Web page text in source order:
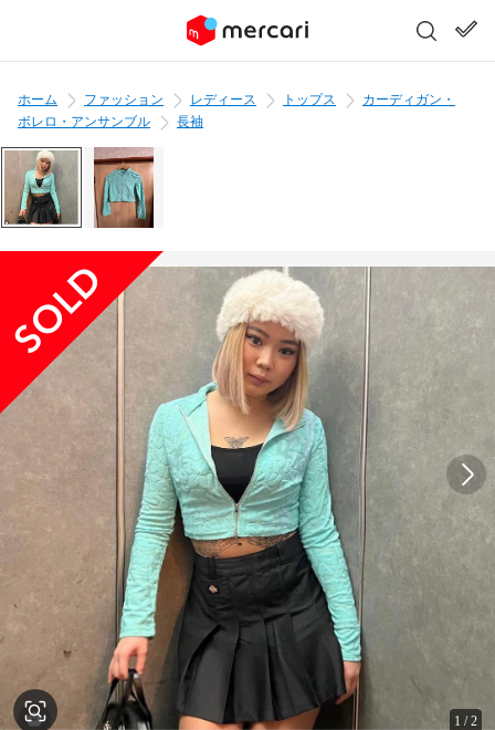
ホーム ファッション レディース トップス
カーディガン・
ボレロ・アンサンブル
長袖
1 /2